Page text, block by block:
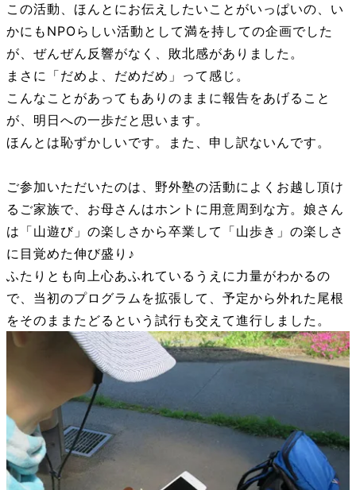
この活動、ほんとにお伝えしたいことがいっぱいの、い
かにもNPOらしい活動として満を持しての企画でした
が、ぜんぜん反響がなく、敗北感がありました。
まさに「だめよ、だめだめ」って感じ。
こんなことがあってもありのままに報告をあげること
が、明日への一歩だと思います。
ほんとは恥ずかしいです。また、申し訳ないんです。
ご参加いただいたのは、野外塾の活動によくお越し頂け
るご家族で、お母さんはホントに用意周到な方。娘さん
は「山遊び」の楽しさから卒業して「山歩き」の楽しさ
に目覚めた伸び盛り♪
ふたりとも向上心あふれているうえに力量がわかるの
で、当初のプログラムを拡張して、予定から外れた尾根
をそのままたどるという試行も交えて進行しました。